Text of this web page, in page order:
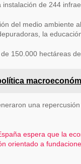
de 244
del medio ambiente
la
150.000 hectáreas
una
espera que la
orientado a